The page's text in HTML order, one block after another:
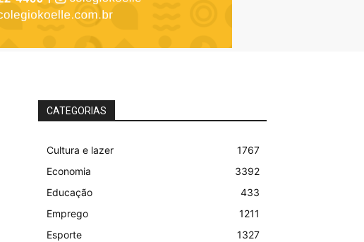
CATEGORIAS
Cultura e lazer
1767
Economia
3392
Educação
433
Emprego
1211
Esporte
1327